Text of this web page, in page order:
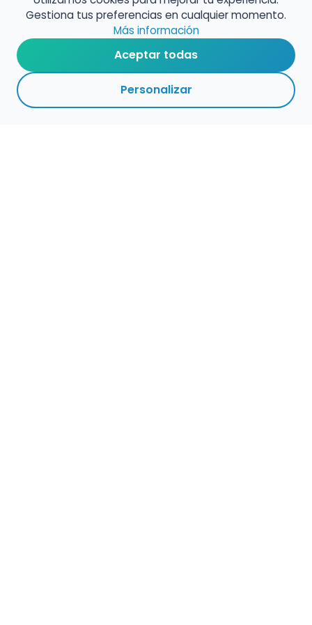
Gestiona tus preferencias en cualquier momento.
Más información
Aceptar todas
Personalizar